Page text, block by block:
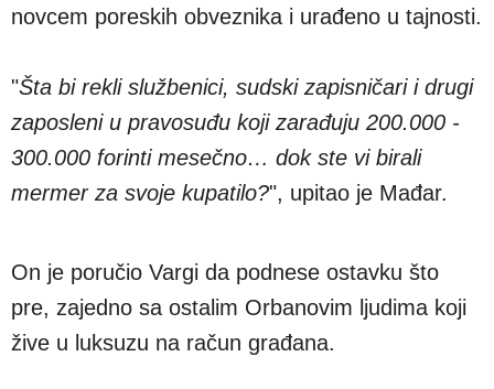
novcem poreskih obveznika i urađeno u tajnosti.
"Šta bi rekli službenici, sudski zapisničari i drugi
zaposleni u pravosuđu koji zarađuju 200.000 -
300.000 forinti mesečno… dok ste vi birali
mermer za svoje kupatilo?", upitao je Mađar.
On je poručio Vargi da podnese ostavku što
pre, zajedno sa ostalim Orbanovim ljudima koji
žive u luksuzu na račun građana.